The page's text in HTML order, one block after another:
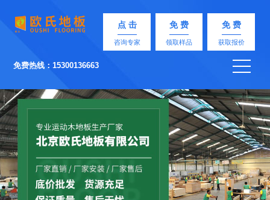
点 击
咨询专家
免 费
领取样品
免 费
获取报价
免费热线：15300136663